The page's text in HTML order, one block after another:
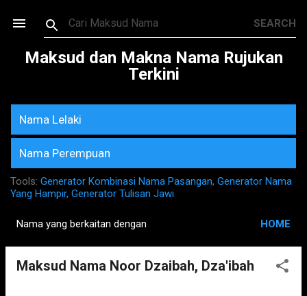
Skip to main content
Maksud dan Makna Nama Rujukan
Terkini
Nama Lelaki
Nama Perempuan
Tools: Generator Kombinasi Nama Pasangan, Generator Nama
Yang Hampir, Generator Tulisan Jawi
o
Nama yang berkaitan dengan HOME
Maksud Nama Noor Dzaibah, Dza'ibah